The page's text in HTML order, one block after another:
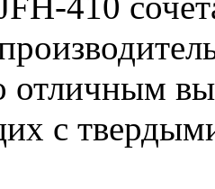
отличным
с